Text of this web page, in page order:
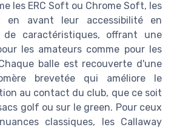
les ERC Soft ou Chrome Soft, les
en avant leur accessibilité en
caractéristiques, offrant une
les amateurs comme pour les
balle est recouverte d'une
brevetée qui améliore le
au contact du club, que ce soit
golf ou sur le green. Pour ceux
classiques, les Callaway